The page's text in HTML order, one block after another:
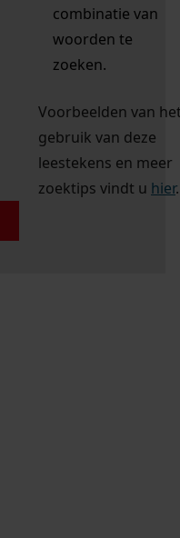
combinatie van
woorden te
zoeken.
Voorbeelden van
gebruik van deze
leestekens en meer
zoektips vindt u hier.